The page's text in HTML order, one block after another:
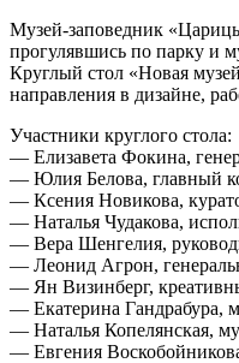
Музей-заповедник
прогулявшись по парку и
Круглый стол «Новая
направления в дизайне,
Участники круглого стола:
— Елизавета Фокина,
— Юлия Белова, главный
— Ксения Новикова,
— Наталья Чудакова,
— Вера Шенгелия,
— Леонид Агрон,
— Ян Визинберг,
— Екатерина Гандрабура,
— Наталья Копелянская,
— Евгения